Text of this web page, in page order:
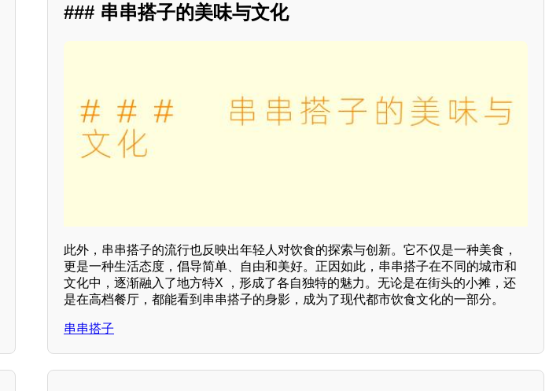
### 串串搭子的美味与文化
此外，串串搭子的流行也反映出年轻人对饮食的探索与创新。它不仅是一种美食，
更是一种生活态度，倡导简单、自由和美好。正因如此，串串搭子在不同的城市和
文化中，逐渐融入了地方特X ，形成了各自独特的魅力。无论是在街头的小摊，还
是在高档餐厅，都能看到串串搭子的身影，成为了现代都市饮食文化的一部分。
串串搭子